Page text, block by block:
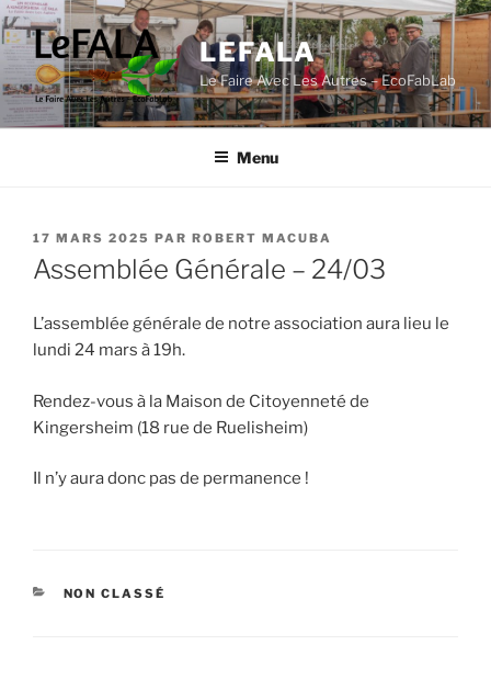
Aller
au
contenu
principal
LEFALA
Le Faire Avec Les Autres – EcoFabLab
Menu
PUBLIÉ
LE
17 MARS 2025 PAR ROBERT MACUBA
Assemblée Générale – 24/03
L’assemblée générale de notre association aura lieu le
lundi 24 mars à 19h.
Rendez-vous à la Maison de Citoyenneté de
Kingersheim (18 rue de Ruelisheim)
Il n’y aura donc pas de permanence !
CATÉGORIES
NON CLASSÉ